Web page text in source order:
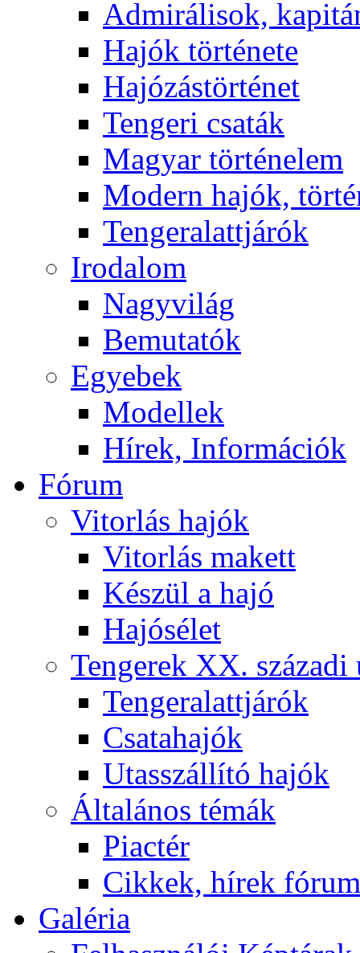
Admirálisok,
Hajók története
Hajózástörténet
Tengeri csaták
Magyar történelem
Modern hajók,
Tengeralattjárók
Irodalom
Nagyvilág
Bemutatók
Egyebek
Modellek
Hírek, Információk
Fórum
Vitorlás hajók
Vitorlás makett
Készül a hajó
Hajósélet
Tengerek XX. századi
Tengeralattjárók
Csatahajók
Utasszállító hajók
Általános témák
Piactér
Cikkek, hírek
Galéria